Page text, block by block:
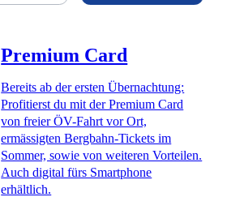
Premium Card
Bereits ab der ersten Übernachtung:
Profitierst du mit der Premium Card
von freier ÖV-Fahrt vor Ort,
ermässigten Bergbahn-Tickets im
Sommer, sowie von weiteren Vorteilen.
Auch digital fürs Smartphone
erhältlich.